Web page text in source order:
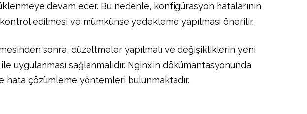
devam eder. Bu nedenle, konfigürasyon hatalarının
edilmesi ve mümkünse yedekleme yapılması önerilir.
sonra, düzeltmeler yapılmalı ve değişikliklerin yeni
uygulanması sağlanmalıdır. Nginx’in dökümantasyonunda
hata çözümleme yöntemleri bulunmaktadır.